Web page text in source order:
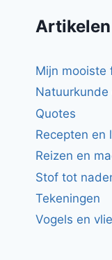
Mijn mooiste
Quotes
Recepten en
Reizen en
Stof tot
Tekeningen
Vogels en